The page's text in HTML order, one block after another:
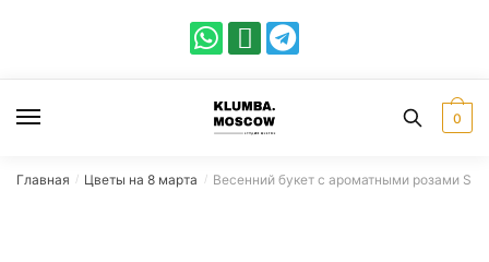
0
Главная / Цветы на 8 марта / Весенний букет с ароматными розами S